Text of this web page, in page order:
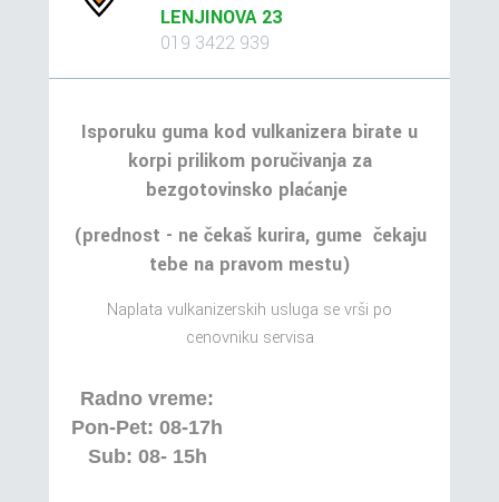
LENJINOVA 23
019 3422 939
Isporuku guma kod vulkanizera birate u
korpi prilikom poručivanja za
bezgotovinsko plaćanje
(prednost - ne čekaš kurira, gume čekaju
tebe na pravom mestu)
Naplata vulkanizerskih usluga se vrši po
cenovniku servisa
Radno vreme:
Pon-Pet: 08-17h
Sub: 08- 15h